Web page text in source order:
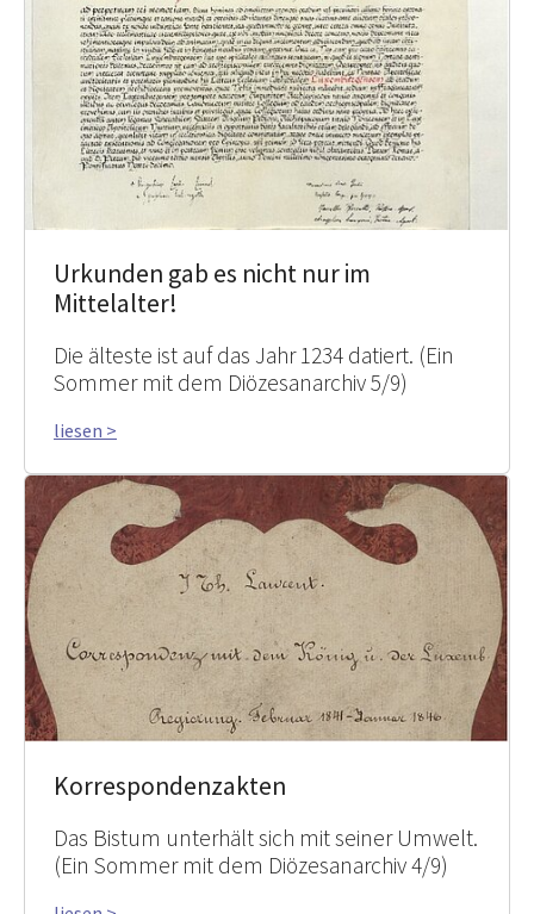
Urkunden gab es nicht nur im
Mittelalter!
Die älteste ist auf das Jahr 1234 datiert. (Ein
Sommer mit dem Diözesanarchiv 5/9)
liesen >
Korrespondenzakten
Das Bistum unterhält sich mit seiner Umwelt.
(Ein Sommer mit dem Diözesanarchiv 4/9)